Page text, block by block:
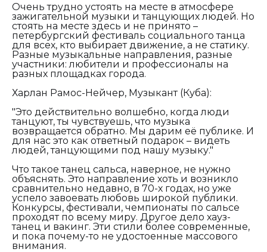
Очень трудно устоять на месте в атмосфере
зажигательной музыки и танцующих людей. Но
стоять на месте здесь и не принято –
петербургский фестиваль социального танца
для всех, кто выбирает движение, а не статику.
Разные музыкальные направления, разные
участники: любители и профессионалы на
разных площадках города.
Харлан Рамос-Нейчер, Музыкант (Куба):
"Это действительно волшебно, когда люди
танцуют, ты чувствуешь, что музыка
возвращается обратно. Мы дарим её публике. И
для нас это как ответный подарок – видеть
людей, танцующими под нашу музыку."
Что такое танец сальса, наверное, не нужно
объяснять. Это направление хоть и возникло
сравнительно недавно, в 70-х годах, но уже
успело завоевать любовь широкой публики.
Конкурсы, фестивали, чемпионаты по сальсе
проходят по всему миру. Другое дело хауз-
танец и вакинг. Эти стили более современные,
и пока почему-то не удостоенные массового
внимания.